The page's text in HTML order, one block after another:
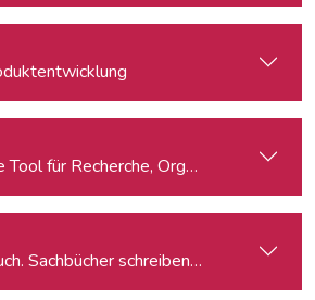
Tool für Recherche, Organisation &
Sachbücher schreiben für